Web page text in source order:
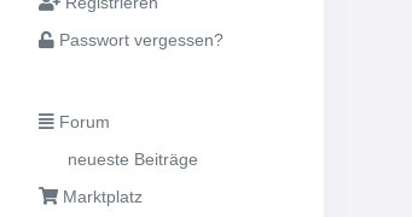
Passwort vergessen?
Forum
neueste Beiträge
Marktplatz